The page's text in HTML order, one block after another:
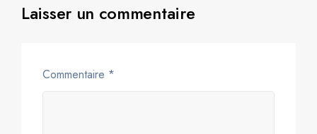
Laisser un commentaire
Commentaire *